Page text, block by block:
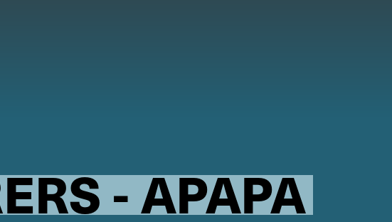
- APAPA